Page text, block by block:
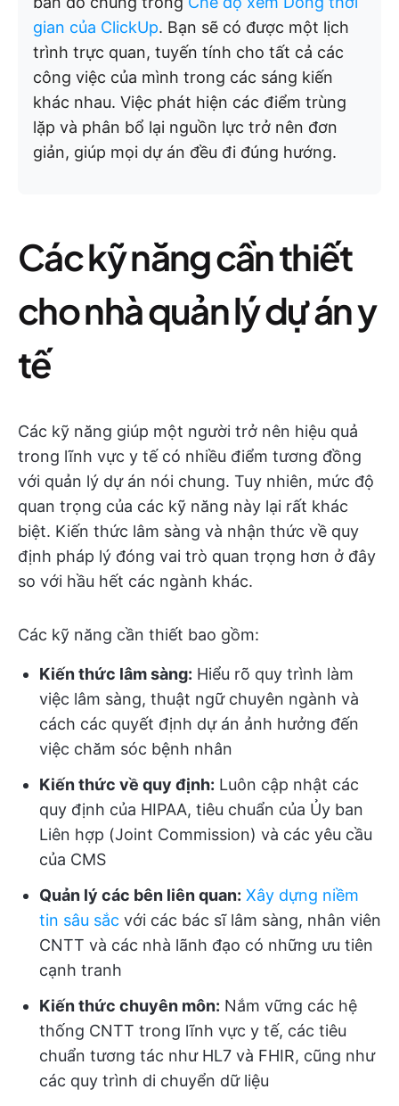
gian của ClickUp. Bạn sẽ có được một lịch
trình trực quan, tuyến tính cho tất cả các
công việc của mình trong các sáng kiến
khác nhau. Việc phát hiện các điểm trùng
lặp và phân bổ lại nguồn lực trở nên đơn
giản, giúp mọi dự án đều đi đúng hướng.
Các kỹ năng cần thiết
cho nhà quản lý dự án y
tế
Các kỹ năng giúp một người trở nên hiệu quả
trong lĩnh vực y tế có nhiều điểm tương đồng
với quản lý dự án nói chung. Tuy nhiên, mức độ
quan trọng của các kỹ năng này lại rất khác
biệt. Kiến thức lâm sàng và nhận thức về quy
định pháp lý đóng vai trò quan trọng hơn ở đây
so với hầu hết các ngành khác.
Các kỹ năng cần thiết bao gồm:
Kiến thức lâm sàng: Hiểu rõ quy trình làm
việc lâm sàng, thuật ngữ chuyên ngành và
cách các quyết định dự án ảnh hưởng đến
việc chăm sóc bệnh nhân
Kiến thức về quy định: Luôn cập nhật các
quy định của HIPAA, tiêu chuẩn của Ủy ban
Liên hợp (Joint Commission) và các yêu cầu
của CMS
Quản lý các bên liên quan: Xây dựng niềm
tin sâu sắc với các bác sĩ lâm sàng, nhân viên
CNTT và các nhà lãnh đạo có những ưu tiên
cạnh tranh
Kiến thức chuyên môn: Nắm vững các hệ
thống CNTT trong lĩnh vực y tế, các tiêu
chuẩn tương tác như HL7 và FHIR, cũng như
các quy trình di chuyển dữ liệu